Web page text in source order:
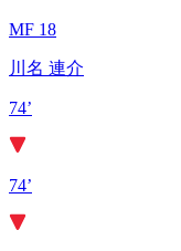
MF 18
川名 連介
74’
74’